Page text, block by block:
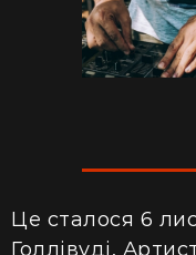
Це сталося 6
Голлівуді.